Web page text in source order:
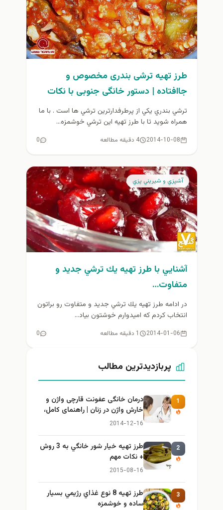
طرز تهیه ترشی بندری مخصوص و
جاافتاده | دستور خانگی جنوبی با نکات
طلایی
ترشي بندري يكي از پرطرفدارترين ترشي ها است . با ما
همراه شويد تا با طرز تهيه اين ترشي خوشمزه...
2014-10-08 4 دقیقه مطالعه 0
آشپزي و شيريني پزي
آشنايي با طرز تهيه يك ترشي جديد و
متفاوت…
در ادامه طرز تهيه يك ترشي جديد و متفاوت رو براتون
انتخاب كردم كه اميدوارم خوشتون بياد...
2014-01-06 1 دقیقه مطالعه 0
پربازدیدترین مطالب
1
درمان خانگی عفونت قارچی واژن و
خارش واژن در زنان | راهنمای کامل،
ایمن و کاربردی
2014-12-16
2
طرز تهيه خیار شور خانگي به 3 روش
+ نكات مهم
2015-08-16
3
طرز تهيه 8 نوع غذاي رژيمي بسيار
ساده و خوشمزه